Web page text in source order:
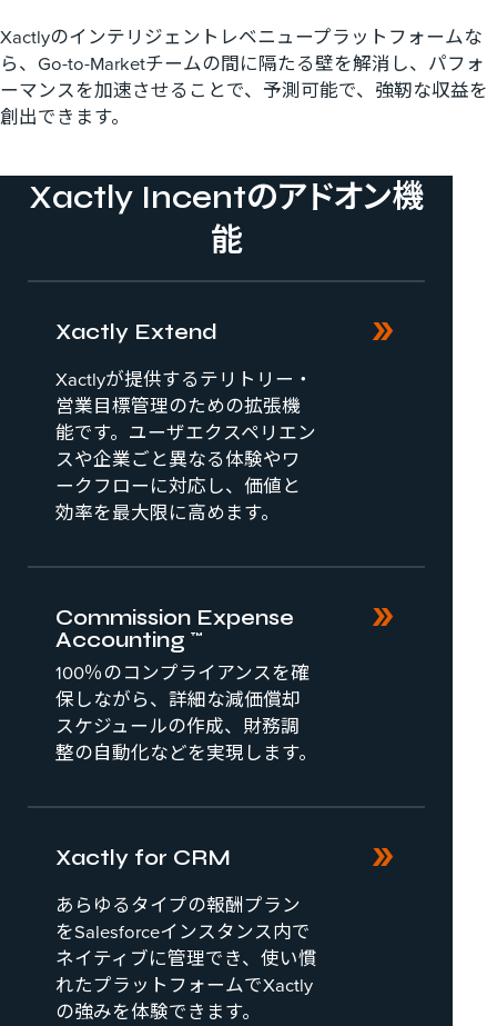
Xactlyのインテリジェントレベニュープラットフォームな
ら、Go-to-Marketチームの間に隔たる壁を解消し、パフォ
ーマンスを加速させることで、予測可能で、強靭な収益を
創出できます。
Xactly Incentのアドオン機
能
Xactly Extend
Xactlyが提供するテリトリー・
営業目標管理のための拡張機
能です。ユーザエクスペリエン
スや企業ごと異なる体験やワ
ークフローに対応し、価値と
効率を最大限に高めます。
Commission Expense
Accounting™
100％のコンプライアンスを確
保しながら、詳細な減価償却
スケジュールの作成、財務調
整の自動化などを実現します。
Xactly for CRM
あらゆるタイプの報酬プラン
をSalesforceインスタンス内で
ネイティブに管理でき、使い慣
れたプラットフォームでXactly
の強みを体験できます。